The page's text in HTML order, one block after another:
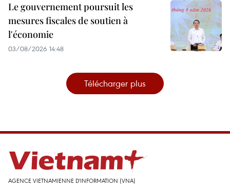
Le gouvernement poursuit les
mesures fiscales de soutien à
l'économie
03/08/2026 14:48
Télécharger plus
AGENCE VIETNAMIENNE D'INFORMATION (VNA)